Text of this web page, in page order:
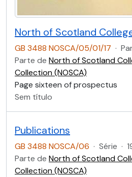
GB 3488 NOSCA/05/01/17 ·
Parte de North of Scotland
Collection (NOSCA)
Page sixteen of prospectus
Sem título
Publications
GB 3488 NOSCA/06 · Série ·
Parte de North of Scotland
Collection (NOSCA)